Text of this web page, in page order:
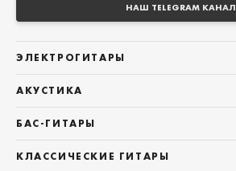
НАШ TELEGRAM КАНАЛ
ЭЛЕКТРОГИТАРЫ
Telecaster
Les Paul
АКУСТИКА
Фолки (ОМ, 000, 00)
БАС-ГИТАРЫ
КЛАССИЧЕСКИЕ ГИТАРЫ